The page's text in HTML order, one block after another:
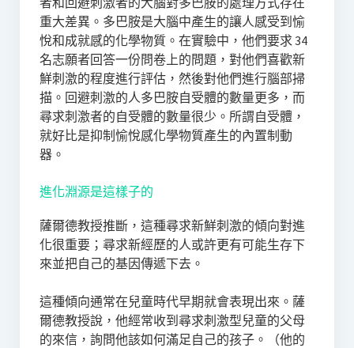
重大差異。多巴胺是大腦中產生的讓人感受到愉
悅和成就感的化學物質。在實驗中，他們要求 34
名志願者回答一份問卷上的問題，對他們喜歡新
鮮刺激的程度進行評估，然後對他們進行腦部掃
描。回避刺激的人多巴胺自受體的數量更多，而
尋求刺激者的自受體的數量很少。所謂自受體，
就好比是抑制愉悅感化學物質產生的內置制動
器。
進化淵源是這樣子的
薩爾德教授推斷，這種尋求新鮮刺激的傾向對進
化很重要；尋求新經歷的人或許更有可能生存下
來並把自己的基因傳遞下去。
這種傾向通常在兒童時代早期就會表現出來。薩
爾德教授說，他經常收到尋求刺激型兒童的父母
的來信，詢問他該如何滿足自己的孩子。（他的